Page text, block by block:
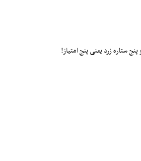
ستاره زرد یعنی پنج امتیاز!